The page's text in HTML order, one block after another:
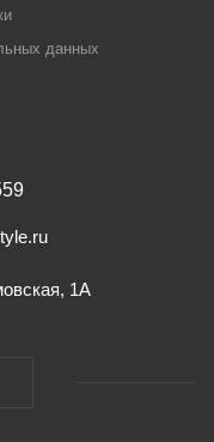
данных
1А